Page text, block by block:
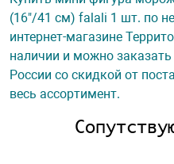
(16"/41 см) falali 1 шт. по
интернет-магазине
наличии и можно
России со скидкой от
весь ассортимент.